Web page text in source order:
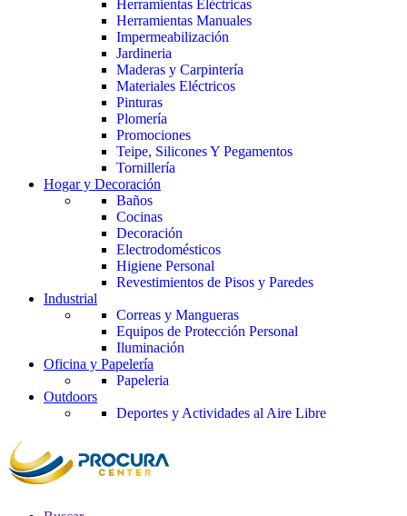
Herramientas Eléctricas
Herramientas Manuales
Impermeabilización
Jardineria
Maderas y Carpintería
Materiales Eléctricos
Pinturas
Plomería
Promociones
Teipe, Silicones Y Pegamentos
Tornillería
Hogar y Decoración
Baños
Cocinas
Decoración
Electrodomésticos
Higiene Personal
Revestimientos de Pisos y Paredes
Industrial
Correas y Mangueras
Equipos de Protección Personal
Iluminación
Oficina y Papelería
Papeleria
Outdoors
Deportes y Actividades al Aire Libre